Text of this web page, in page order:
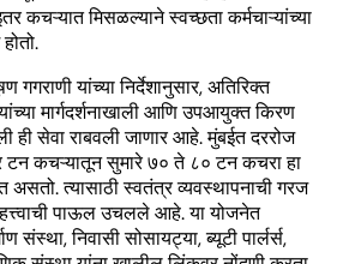
कचऱ्यात मिसळल्याने स्वच्छता कर्मचाऱ्यांच्या
यांच्या निर्देशानुसार, अतिरिक्त
मार्गदर्शनाखाली आणि उपआयुक्त किरण
ही सेवा राबवली जाणार आहे. मुंबईत दररोज
टन कचऱ्यातून सुमारे ७० ते ८० टन कचरा हा
त्यासाठी स्वतंत्र व्यवस्थापनाची गरज
पाऊल उचलले आहे. या योजनेत
संस्था, निवासी सोसायट्या, ब्यूटी पार्लर्स,